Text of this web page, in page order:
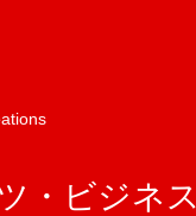
・ビジネス